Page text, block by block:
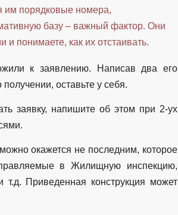
им порядковые номера,
базу – важный фактор. Они
понимаете, как их отстаивать.
к заявлению. Написав два его
оставьте у себя.
заявку, напишите об этом при 2-ух
окажется не последним, которое
в Жилищную инспекцию,
т.д. Приведенная конструкция может